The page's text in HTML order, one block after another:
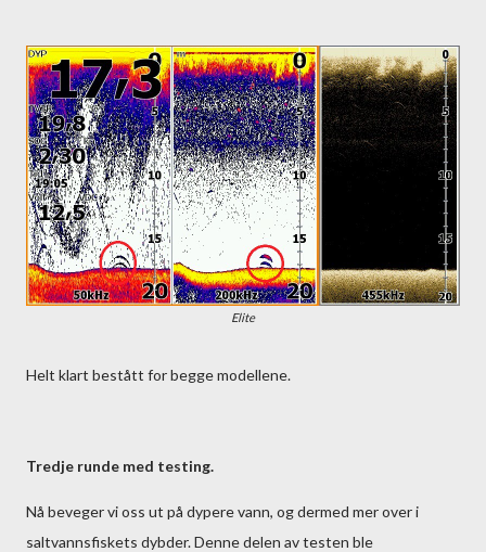
Elite
Helt klart bestått for begge modellene.
Tredje runde med testing.
Nå beveger vi oss ut på dypere vann, og dermed mer over i
saltvannsfiskets dybder. Denne delen av testen ble